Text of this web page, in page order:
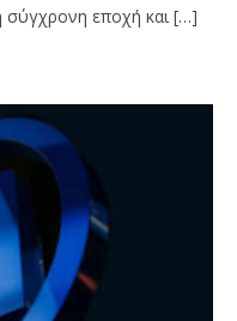
σύγχρονη εποχή και […]